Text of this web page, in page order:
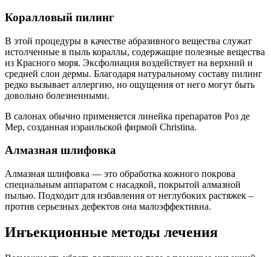
Коралловый пилинг
В этой процедуры в качестве абразивного вещества служат
истолченные в пыль кораллы, содержащие полезные вещества
из Красного моря. Эксфолиация воздействует на верхний и
средней слои дермы. Благодаря натуральному составу пилинг
редко вызывает аллергию, но ощущения от него могут быть
довольно болезненными.
В салонах обычно применяется линейка препаратов Роз де
Мер, созданная израильской фирмой Christina.
Алмазная шлифовка
Алмазная шлифовка — это обработка кожного покрова
специальным аппаратом с насадкой, покрытой алмазной
пылью. Подходит для избавления от неглубоких растяжек –
против серьезных дефектов она малоэффективна.
Инъекционные методы лечения